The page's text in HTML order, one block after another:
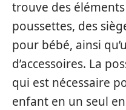
trouve des
poussettes, des
pour bébé, ainsi
d’accessoires. La
qui est nécessaire
enfant en un seul